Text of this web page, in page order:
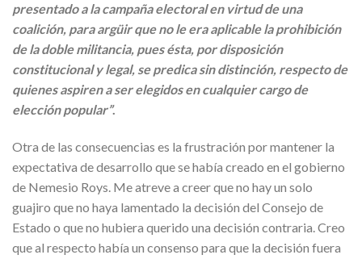
presentado a la campaña electoral en virtud de una
coalición, para argüir que no le era aplicable la prohibición
de la doble militancia, pues ésta, por disposición
constitucional y legal, se predica sin distinción, respecto de
quienes aspiren a ser elegidos en cualquier cargo de
elección popular”.
Otra de las consecuencias es la frustración por mantener la
expectativa de desarrollo que se había creado en el gobierno
de Nemesio Roys. Me atreve a creer que no hay un solo
guajiro que no haya lamentado la decisión del Consejo de
Estado o que no hubiera querido una decisión contraria. Creo
que al respecto había un consenso para que la decisión fuera